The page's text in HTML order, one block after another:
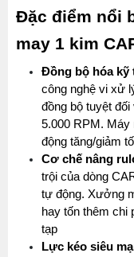
Đặc điểm nổi
may 1 kim
Đồng bộ hóa kỹ
công nghệ vi xử
đồng bộ tuyệt
5.000 RPM.
động tăng/giảm
Cơ chế nâng
trội của dòng
tự động. Xưởng
hay tốn thêm chi
tạp
Lực kéo siêu